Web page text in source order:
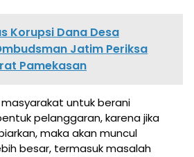
Korupsi Dana Desa
Jatim Periksa
Pamekasan
untuk berani
pelanggaran, karena jika
maka akan muncul
besar, termasuk masalah